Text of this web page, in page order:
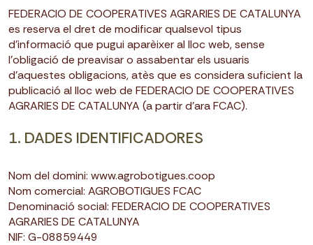
FEDERACIO DE COOPERATIVES AGRARIES DE CATALUNYA
es reserva el dret de modificar qualsevol tipus
d’informació que pugui aparèixer al lloc web, sense
l’obligació de preavisar o assabentar els usuaris
d’aquestes obligacions, atès que es considera suficient la
publicació al lloc web de FEDERACIO DE COOPERATIVES
AGRARIES DE CATALUNYA (a partir d’ara FCAC).
1. DADES IDENTIFICADORES
Nom del domini: www.agrobotigues.coop
Nom comercial: AGROBOTIGUES FCAC
Denominació social: FEDERACIO DE COOPERATIVES
AGRARIES DE CATALUNYA
NIF: G-08859449